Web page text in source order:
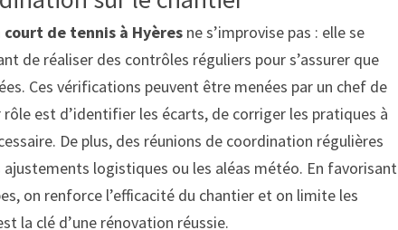
de tennis à Hyères ne s’improvise pas : elle se
de réaliser des contrôles réguliers pour s’assurer que
Ces vérifications peuvent être menées par un chef de
est d’identifier les écarts, de corriger les pratiques à
De plus, des réunions de coordination régulières
logistiques ou les aléas météo. En favorisant
on renforce l’efficacité du chantier et on limite les
la clé d’une rénovation réussie.